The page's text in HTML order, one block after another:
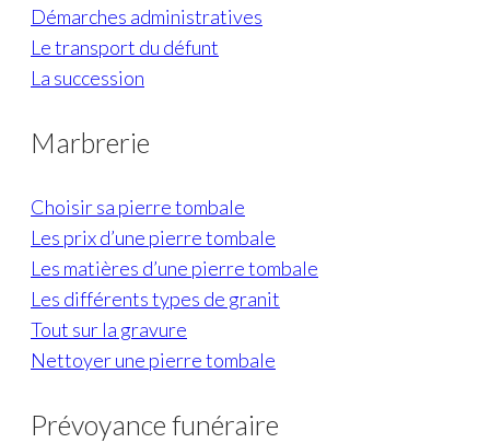
Démarches administratives
Le transport du défunt
La succession
Marbrerie
Choisir sa pierre tombale
Les prix d’une pierre tombale
Les matières d’une pierre tombale
Les différents types de granit
Tout sur la gravure
Nettoyer une pierre tombale
Prévoyance funéraire